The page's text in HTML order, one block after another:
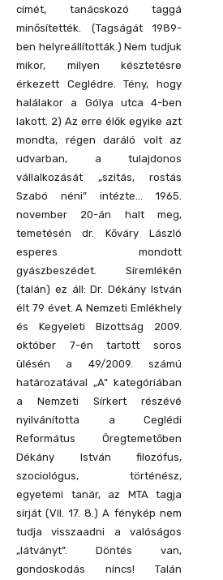
címét, tanácskozó taggá
minősítették. (Tagságát 1989-
ben helyreállították.) Nem tudjuk
mikor, milyen késztetésre
érkezett Ceglédre. Tény, hogy
halálakor a Gólya utca 4-ben
lakott. 2) Az erre élők egyike azt
mondta, régen daráló volt az
udvarban, a tulajdonos
vállalkozását „szitás, rostás
Szabó néni” intézte… 1965.
november 20-án halt meg,
temetésén dr. Kőváry László
esperes mondott
gyászbeszédet. Síremlékén
(talán) ez áll: Dr. Dékány István
élt 79 évet. A Nemzeti Emlékhely
és Kegyeleti Bizottság 2009.
október 7-én tartott soros
ülésén a 49/2009. számú
határozatával „A” kategóriában
a Nemzeti Sírkert részévé
nyilvánította a Ceglédi
Református Öregtemetőben
Dékány István filozófus,
szociológus, történész,
egyetemi tanár, az MTA tagja
sírját (VII. 17. 8.) A fénykép nem
tudja visszaadni a valóságos
„látványt”. Döntés van,
gondoskodás nincs! Talán